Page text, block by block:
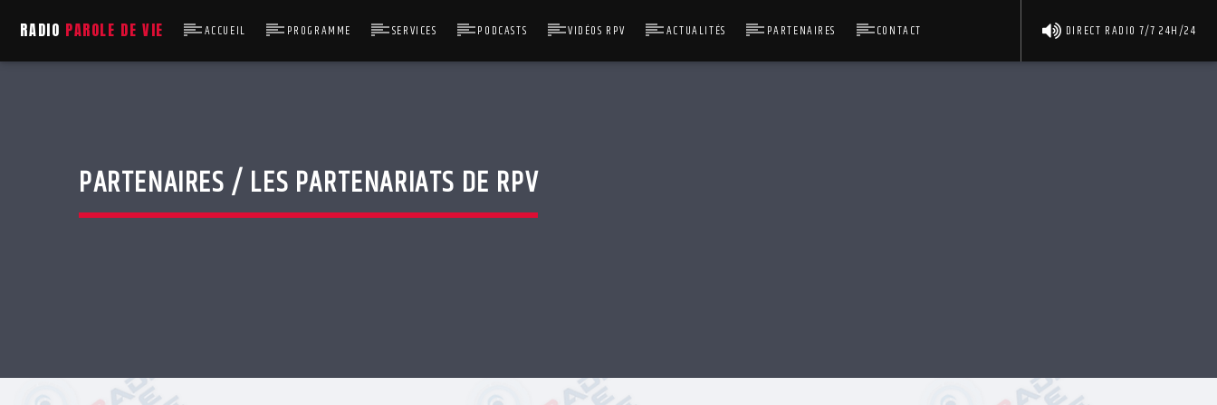
RADIO PAROLE DE VIE ACCUEIL PROGRAMME SERVICES PODCASTS VIDÉOS RPV ACTUALITÉS PARTENAIRES CONTACT DIRECT RADIO 7/7 24H/24
PARTENAIRES / LES PARTENARIATS DE RPV